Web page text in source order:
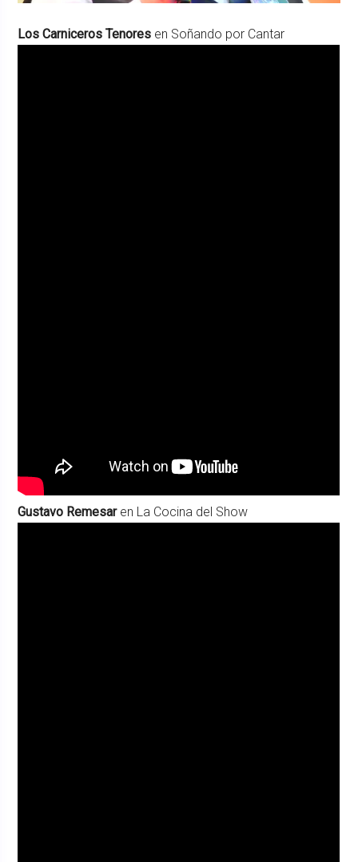
Los Carniceros Tenores en Soñando por Cantar
Gustavo Remesaren La Cocina del Show